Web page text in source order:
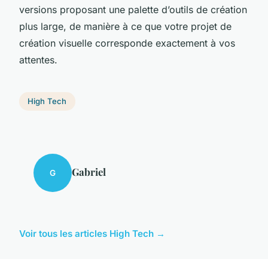
versions proposant une palette d’outils de création
plus large, de manière à ce que votre projet de
création visuelle corresponde exactement à vos
attentes.
High Tech
G Gabriel
Voir tous les articles High Tech →